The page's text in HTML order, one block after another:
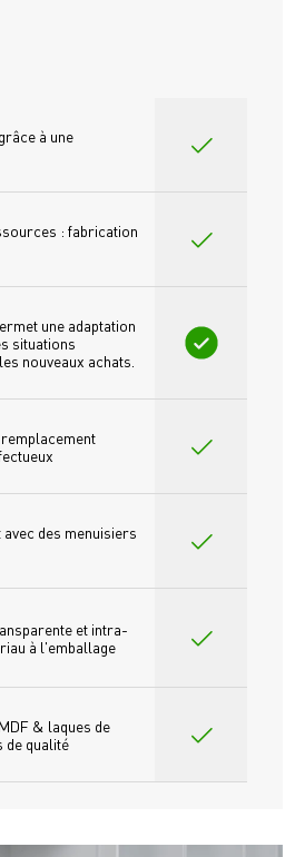
à une
: fabrication
une adaptation
situations
nouveaux achats.
des menuisiers
et intra-
à l'emballage
& laques de
de qualité